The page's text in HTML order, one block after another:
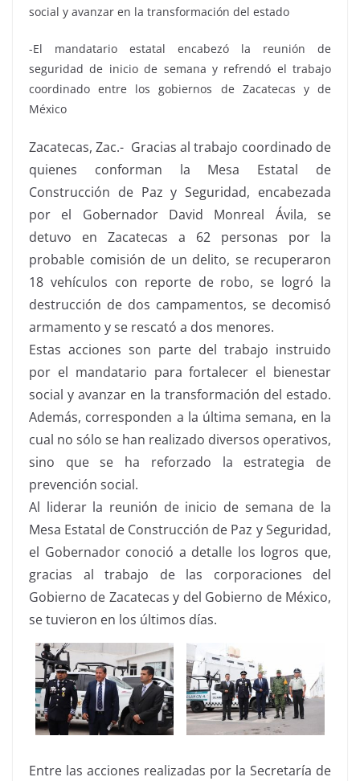
social y avanzar en la transformación del estado
-El mandatario estatal encabezó la reunión de
seguridad de inicio de semana y refrendó el trabajo
coordinado entre los gobiernos de Zacatecas y de
México
Zacatecas, Zac.- Gracias al trabajo coordinado de
quienes conforman la Mesa Estatal de
Construcción de Paz y Seguridad, encabezada
por el Gobernador David Monreal Ávila, se
detuvo en Zacatecas a 62 personas por la
probable comisión de un delito, se recuperaron
18 vehículos con reporte de robo, se logró la
destrucción de dos campamentos, se decomisó
armamento y se rescató a dos menores.
Estas acciones son parte del trabajo instruido
por el mandatario para fortalecer el bienestar
social y avanzar en la transformación del estado.
Además, corresponden a la última semana, en la
cual no sólo se han realizado diversos operativos,
sino que se ha reforzado la estrategia de
prevención social.
Al liderar la reunión de inicio de semana de la
Mesa Estatal de Construcción de Paz y Seguridad,
el Gobernador conoció a detalle los logros que,
gracias al trabajo de las corporaciones del
Gobierno de Zacatecas y del Gobierno de México,
se tuvieron en los últimos días.
Entre las acciones realizadas por la Secretaría de